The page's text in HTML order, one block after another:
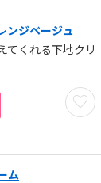
ンジベージュ
てくれる下地クリ
お気
ム